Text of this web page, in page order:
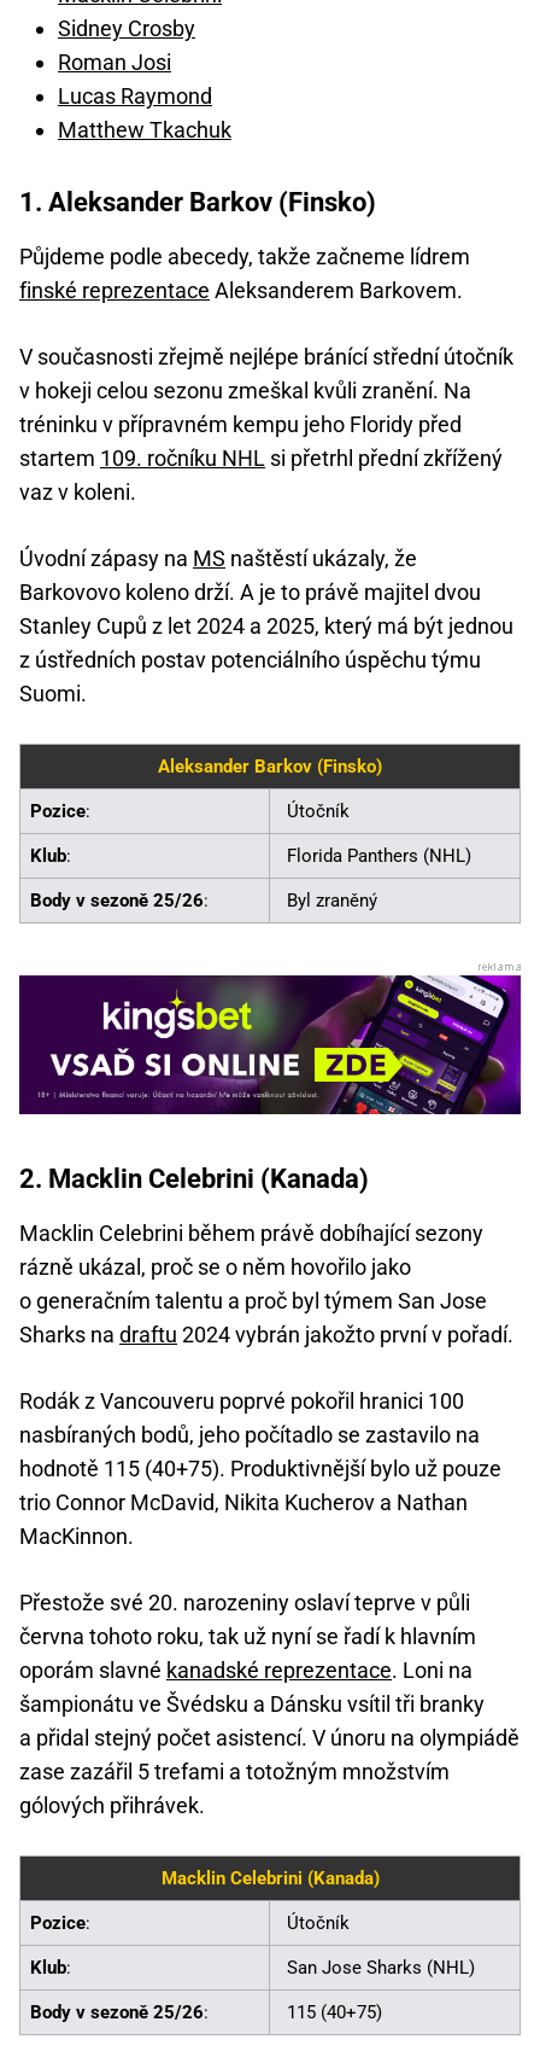
Sidney Crosby
Roman Josi
Lucas Raymond
Matthew Tkachuk
1. Aleksander Barkov (Finsko)
Půjdeme podle abecedy, takže začneme lídrem
finské reprezentace Aleksanderem Barkovem.
V současnosti zřejmě nejlépe bránící střední útočník
v hokeji celou sezonu zmeškal kvůli zranění. Na
tréninku v přípravném kempu jeho Floridy před
startem 109. ročníku NHL si přetrhl přední zkřížený
vaz v koleni.
Úvodní zápasy na MS naštěstí ukázaly, že
Barkovovo koleno drží. A je to právě majitel dvou
Stanley Cupů z let 2024 a 2025, který má být jednou
z ústředních postav potenciálního úspěchu týmu
Suomi.
Aleksander Barkov (Finsko)
Pozice: Útočník
Klub: Florida Panthers (NHL)
Body v sezoně 25/26: Byl zraněný
2. Macklin Celebrini (Kanada)
Macklin Celebrini během právě dobíhající sezony
rázně ukázal, proč se o něm hovořilo jako
o generačním talentu a proč byl týmem San Jose
Sharks na draftu 2024 vybrán jakožto první v pořadí.
Rodák z Vancouveru poprvé pokořil hranici 100
nasbíraných bodů, jeho počítadlo se zastavilo na
hodnotě 115 (40+75). Produktivnější bylo už pouze
trio Connor McDavid, Nikita Kucherov a Nathan
MacKinnon.
Přestože své 20. narozeniny oslaví teprve v půli
června tohoto roku, tak už nyní se řadí k hlavním
oporám slavné kanadské reprezentace. Loni na
šampionátu ve Švédsku a Dánsku vsítil tři branky
a přidal stejný počet asistencí. V únoru na olympiádě
zase zazářil 5 trefami a totožným množstvím
gólových přihrávek.
Macklin Celebrini (Kanada)
Pozice: Útočník
Klub: San Jose Sharks (NHL)
Body v sezoně 25/26: 115 (40+75)